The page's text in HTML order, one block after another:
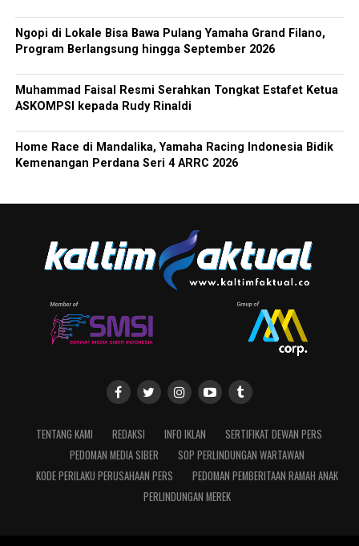
Ngopi di Lokale Bisa Bawa Pulang Yamaha Grand Filano,
Program Berlangsung hingga September 2026
Muhammad Faisal Resmi Serahkan Tongkat Estafet Ketua
ASKOMPSI kepada Rudy Rinaldi
Home Race di Mandalika, Yamaha Racing Indonesia Bidik
Kemenangan Perdana Seri 4 ARRC 2026
TENTANG KAMI REDAKSI INFO IKLAN
SERTIFIKAT DEWAN PERS
PEDOMAN MEDIA SIBER
SOP PERLINDUNGAN WARTAWAN
KODE PERILAKU PERUSAHAAN PERS
PEDOMAN PEMBERITAAN RAMAH ANAK
PERLINDUNGAN MEREK